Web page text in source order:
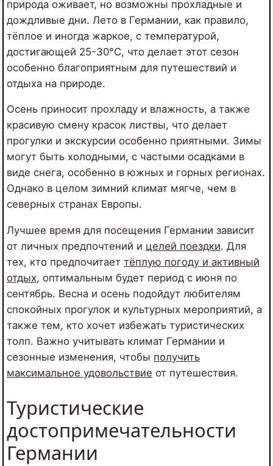
природа оживает, но возможны прохладные и
дождливые дни. Лето в Германии, как правило,
тёплое и иногда жаркое, с температурой,
достигающей 25-30°C, что делает этот сезон
особенно благоприятным для путешествий и
отдыха на природе.
Осень приносит прохладу и влажность, а также
красивую смену красок листвы, что делает
прогулки и экскурсии особенно приятными. Зимы
могут быть холодными, с частыми осадками в
виде снега, особенно в южных и горных регионах.
Однако в целом зимний климат мягче, чем в
северных странах Европы.
Лучшее время для посещения Германии зависит
от личных предпочтений и целей поездки. Для
тех, кто предпочитает тёплую погоду и активный
отдых, оптимальным будет период с июня по
сентябрь. Весна и осень подойдут любителям
спокойных прогулок и культурных мероприятий, а
также тем, кто хочет избежать туристических
толп. Важно учитывать климат Германии и
сезонные изменения, чтобы получить
максимальное удовольствие от путешествия.
Туристические
достопримечательности
Германии